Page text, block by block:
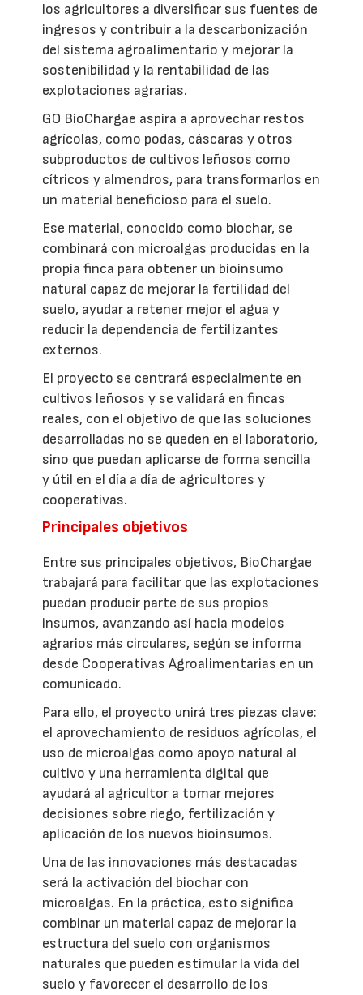
los agricultores a diversificar sus fuentes de
ingresos y contribuir a la descarbonización
del sistema agroalimentario y mejorar la
sostenibilidad y la rentabilidad de las
explotaciones agrarias.
GO BioChargae aspira a aprovechar restos
agrícolas, como podas, cáscaras y otros
subproductos de cultivos leñosos como
cítricos y almendros, para transformarlos en
un material beneficioso para el suelo.
Ese material, conocido como biochar, se
combinará con microalgas producidas en la
propia finca para obtener un bioinsumo
natural capaz de mejorar la fertilidad del
suelo, ayudar a retener mejor el agua y
reducir la dependencia de fertilizantes
externos.
El proyecto se centrará especialmente en
cultivos leñosos y se validará en fincas
reales, con el objetivo de que las soluciones
desarrolladas no se queden en el laboratorio,
sino que puedan aplicarse de forma sencilla
y útil en el día a día de agricultores y
cooperativas.
Principales objetivos
Entre sus principales objetivos, BioChargae
trabajará para facilitar que las explotaciones
puedan producir parte de sus propios
insumos, avanzando así hacia modelos
agrarios más circulares, según se informa
desde Cooperativas Agroalimentarias en un
comunicado.
Para ello, el proyecto unirá tres piezas clave:
el aprovechamiento de residuos agrícolas, el
uso de microalgas como apoyo natural al
cultivo y una herramienta digital que
ayudará al agricultor a tomar mejores
decisiones sobre riego, fertilización y
aplicación de los nuevos bioinsumos.
Una de las innovaciones más destacadas
será la activación del biochar con
microalgas. En la práctica, esto significa
combinar un material capaz de mejorar la
estructura del suelo con organismos
naturales que pueden estimular la vida del
suelo y favorecer el desarrollo de los